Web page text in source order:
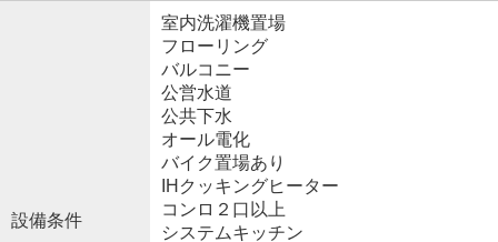
設備条件
室内洗濯機置場
フローリング
バルコニー
公営水道
公共下水
オール電化
バイク置場あり
IHクッキングヒーター
コンロ２口以上
システムキッチン